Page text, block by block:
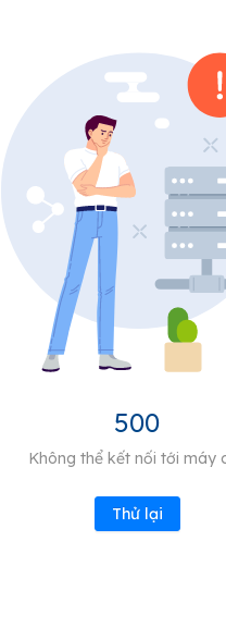
500
Không thể kết nối tới máy
Thử lại